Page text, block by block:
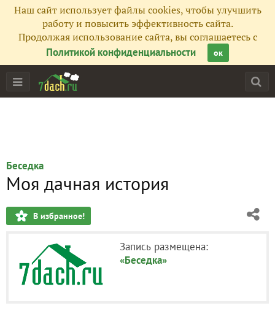
Наш сайт использует файлы cookies, чтобы улучшить
работу и повысить эффективность сайта.
Продолжая использование сайта, вы соглашаетесь с
Политикой конфиденциальности
ок
Беседка
Моя дачная история
В избранное!
Запись размещена:
«Беседка»